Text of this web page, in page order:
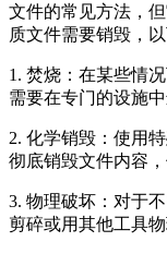
文件的常见方法，
质文件需要销毁，
1. 焚烧：在某些情
需要在专门的设施
2. 化学销毁：使用
彻底销毁文件内容
3. 物理破坏：对于
剪碎或用其他工具物